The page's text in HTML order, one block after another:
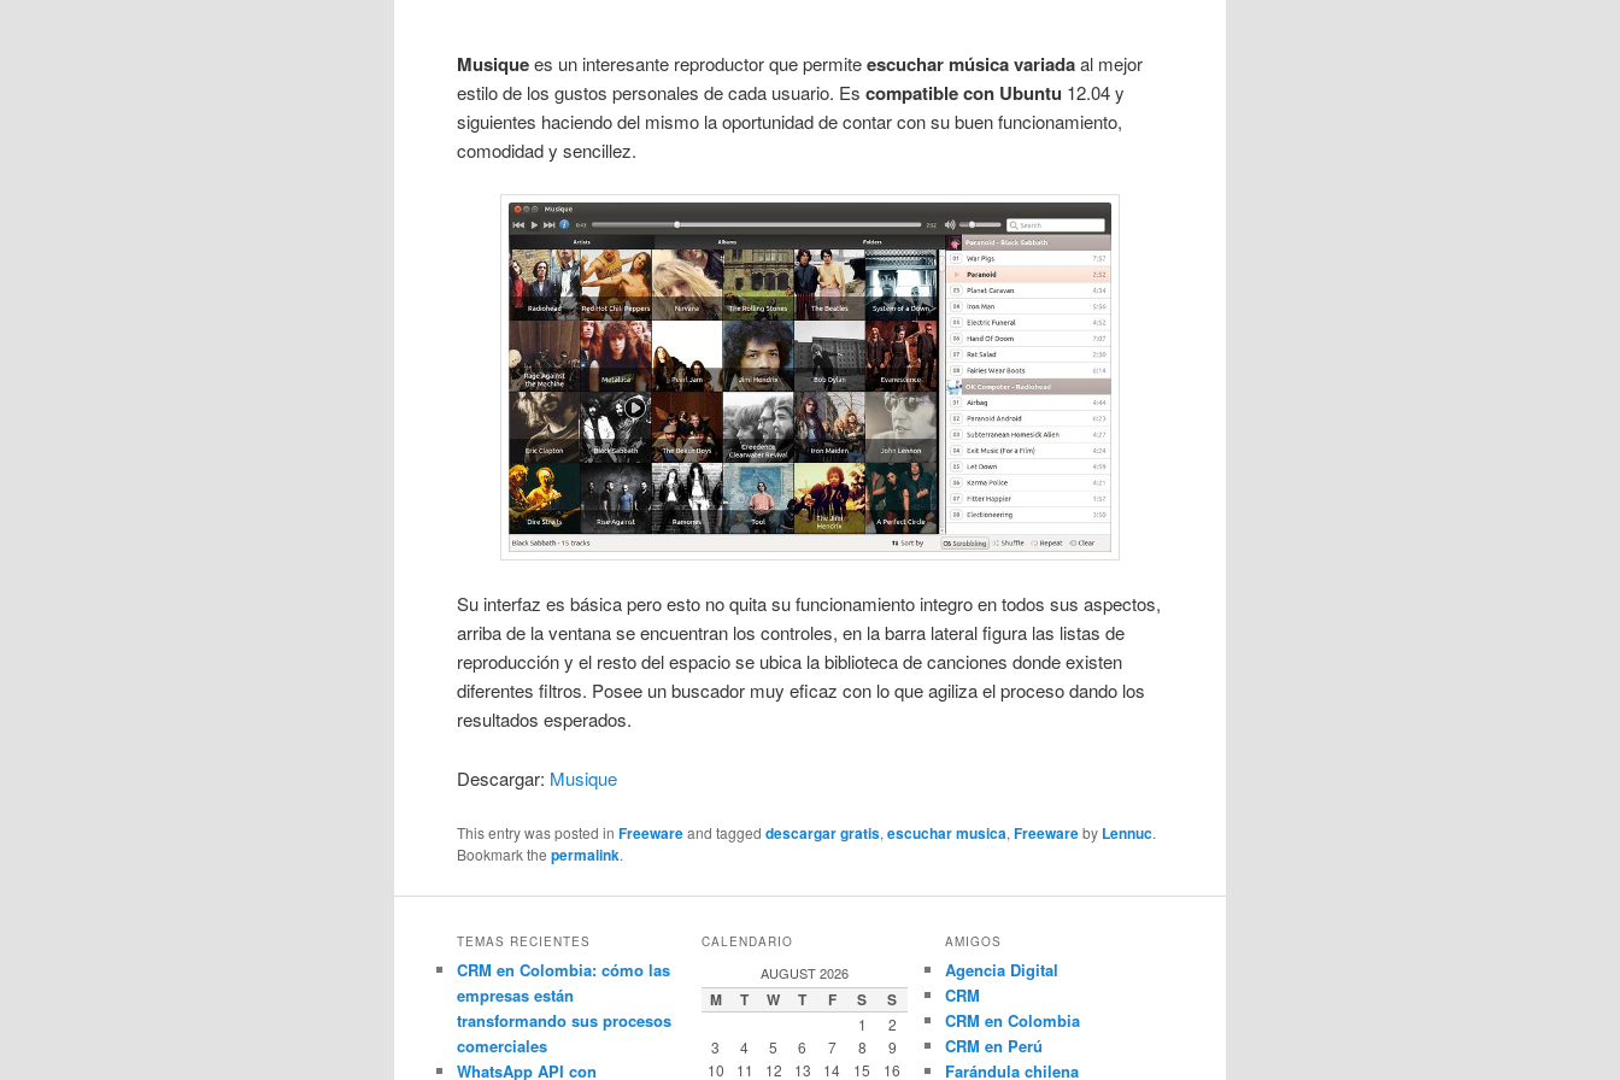
Musiquees un interesante reproductor que permiteescuchar música variadaal mejor
estilo de los gustos personales de cada usuario. Escompatible con Ubuntu 12.04 y
siguientes haciendo del mismo la oportunidad de contar con su buen funcionamiento,
comodidad y sencillez.
Su interfaz es básica pero esto no quita su funcionamiento integro en todos sus aspectos,
arriba de la ventana se encuentran los controles, en la barra lateral figura las listas de
reproducción y el resto del espacio se ubica la biblioteca de canciones donde existen
diferentes filtros. Posee un buscador muy eficaz con lo que agiliza el proceso dando los
resultados esperados.
Descargar: Musique
This entry was posted inFreewareand taggeddescargar gratis,escuchar musica,Freewareby Lennuc.
Bookmark thepermalink.
TEMAS RECIENTES
CRM en Colombia: cómo las
empresas están
transformando sus procesos
comerciales
WhatsApp API con
CALENDARIO
AUGUST 2026
M T W T F S S
1
2
3
4 5 6 7 8
9
10
11 12 13 14 15 16
AMIGOS
Agencia Digital
CRM
CRM en Colombia
CRM en Perú
Farándula chilena